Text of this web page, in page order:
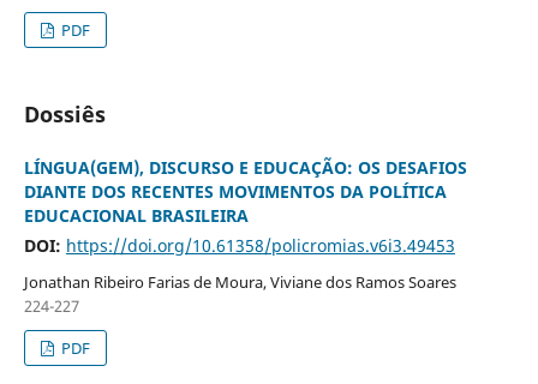
PDF
Dossiês
LÍNGUA(GEM), DISCURSO E EDUCAÇÃO: OS DESAFIOS
DIANTE DOS RECENTES MOVIMENTOS DA POLÍTICA
EDUCACIONAL BRASILEIRA
DOI: https://doi.org/10.61358/policromias.v6i3.49453
Jonathan Ribeiro Farias de Moura, Viviane dos Ramos Soares
224-227
PDF